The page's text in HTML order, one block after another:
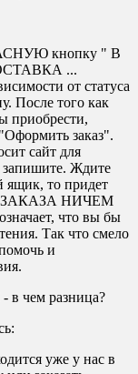
кнопку " В
...
от статуса
После того как
приобрести,
заказ".
сайт для
запишите. Ждите
ящик, то придет
ЗАКАЗА НИЧЕМ
что вы бы
Так что смело
и
чем разница?
уже у нас в